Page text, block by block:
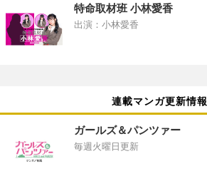
特命取材班 小林愛香
出演：小林愛香
連載マンガ更新情報
ガールズ＆パンツァー
毎週火曜日更新